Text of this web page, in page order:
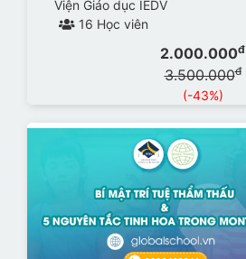
Viện Giáo dục IEDV
16 Học viên
2.000.000đ
3.500.000đ
(-43%)